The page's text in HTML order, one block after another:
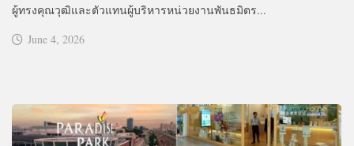
ผู้ทรงคุณวุฒิและตัวแทนผู้บริหารหน่วยงานพันธมิตร...
June 4, 2026